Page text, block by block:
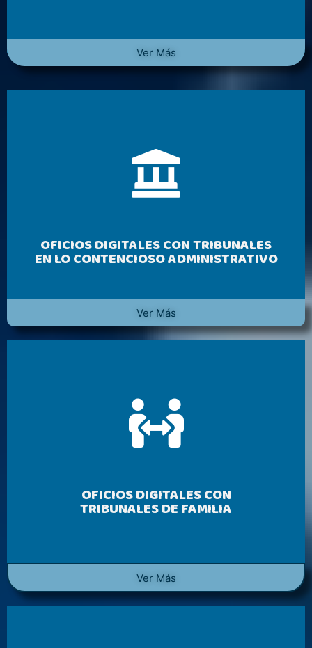
Ver Más
OFICIOS DIGITALES CON TRIBUNALES
EN LO CONTENCIOSO ADMINISTRATIVO
Ver Más
OFICIOS DIGITALES CON
TRIBUNALES DE FAMILIA
Ver Más